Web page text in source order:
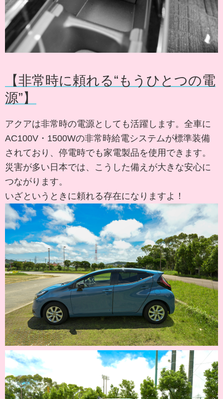
【非常時に頼れる“もうひとつの電
源”】
アクアは非常時の電源としても活躍します。全車に
AC100V・1500Wの非常時給電システムが標準装備
されており、停電時でも家電製品を使用できます。
災害が多い日本では、こうした備えが大きな安心に
つながります。
いざというときに頼れる存在になりますよ！